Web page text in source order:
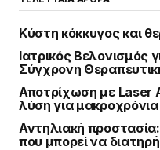
Κύστη κόκκυγος και
Ιατρικός Βελονισμός
Σύγχρονη
Αποτρίχωση με Laser
λύση για
Αντηλιακή
που μπορεί να